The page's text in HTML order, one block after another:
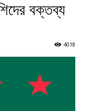
বক্তব্য
4018